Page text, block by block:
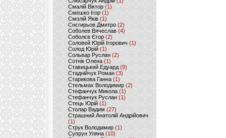
Смалій Віктор (1)
Смешко Ігор (1)
Смолій Яків (1)
Снєгирьов Дмитро (2)
Соболев Вячеслав (4)
Соболєв Єгор(2)
Соловей Юрій Ігорович (1)
Солод Юрій (1)
Сольвар Руслан (2)
Сотнік Олена(1)
Ставицький Едуард (9)
Стаднійчук Роман(3)
Старикова Ганна (1)
Стельмах Володимир(2)
Стефанчук Микола (1)
Стефанчук Руслан (1)
Стець Юрій (1)
Столар Вадим(27)
Страшний Анатолій Андрійович
(1)
Струк Володимир (1)
Супрун Уляна (10)